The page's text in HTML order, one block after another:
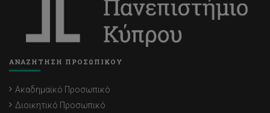
ΑΝΑΖΗΤΗΣΗ ΠΡΟΣΩΠΙΚΟΥ
Ακαδημαϊκό Προσωπικό
Διοικητικό Προσωπικό